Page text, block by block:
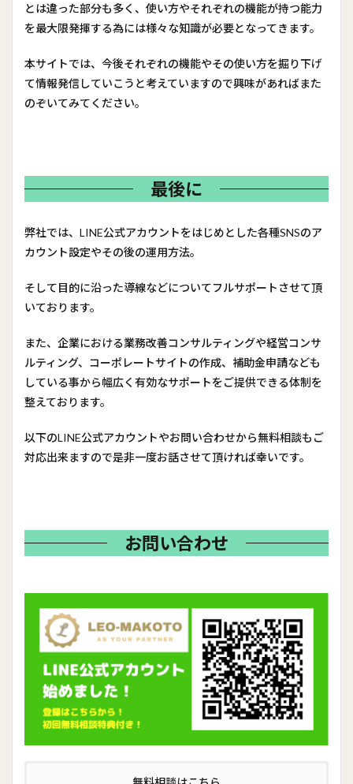
とは違った部分も多く、使い方やそれぞれの機能が持つ能力
を最大限発揮する為には様々な知識が必要となってきます。
本サイトでは、今後それぞれの機能やその使い方を掘り下げ
て情報発信していこうと考えていますので興味があればまた
のぞいてみてください。
最後に
弊社では、LINE公式アカウントをはじめとした各種SNSのア
カウント設定やその後の運用方法。
そして目的に沿った導線などについてフルサポートさせて頂
いております。
また、企業における業務改善コンサルティングや経営コンサ
ルティング、コーポレートサイトの作成、補助金申請なども
している事から幅広く有効なサポートをご提供できる体制を
整えております。
以下のLINE公式アカウントやお問い合わせから無料相談もご
対応出来ますので是非一度お話させて頂ければ幸いです。
お問い合わせ